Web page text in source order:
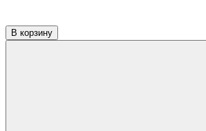
В корзину